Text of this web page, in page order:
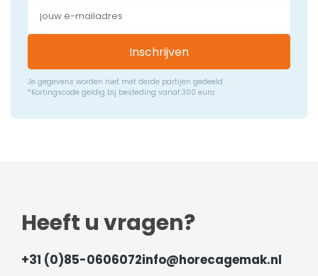
Inschrijven
Je gegevens worden niet met derde partijen gedeeld
*Kortingscode geldig bij besteding vanaf 300 euro
Heeft u vragen?
+31 (0)85-0606072info@horecagemak.nl